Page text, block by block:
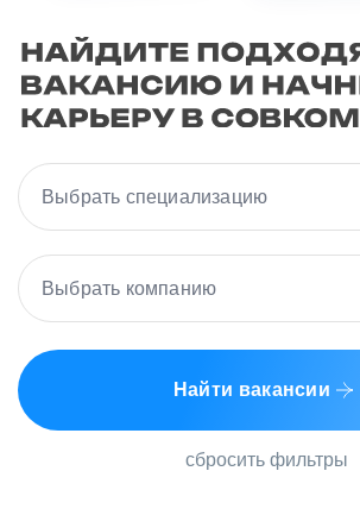
Выбрать специализацию
Выбрать компанию
Найти вакансии
сбросить фильтры